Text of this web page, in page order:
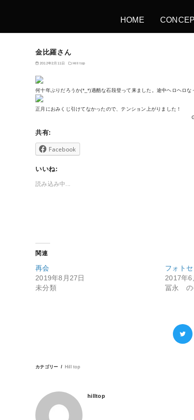
HOME
金比羅さん
2012年2月11日 Hill top
何十年ぶりだろうか(*_*)過酷な石段登って来ました。途中ヘロヘロ
正月におみくじ引けてなかったので、テンション上がりました！
Give courage and
共有:
Facebook
いいね:
読み込み中...
関連
再会
2019年8月27日
未分類
フォト
2017年6
冨永 の
カテゴリー Hill top
hilltop